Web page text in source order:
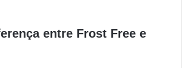
entre Frost Free e